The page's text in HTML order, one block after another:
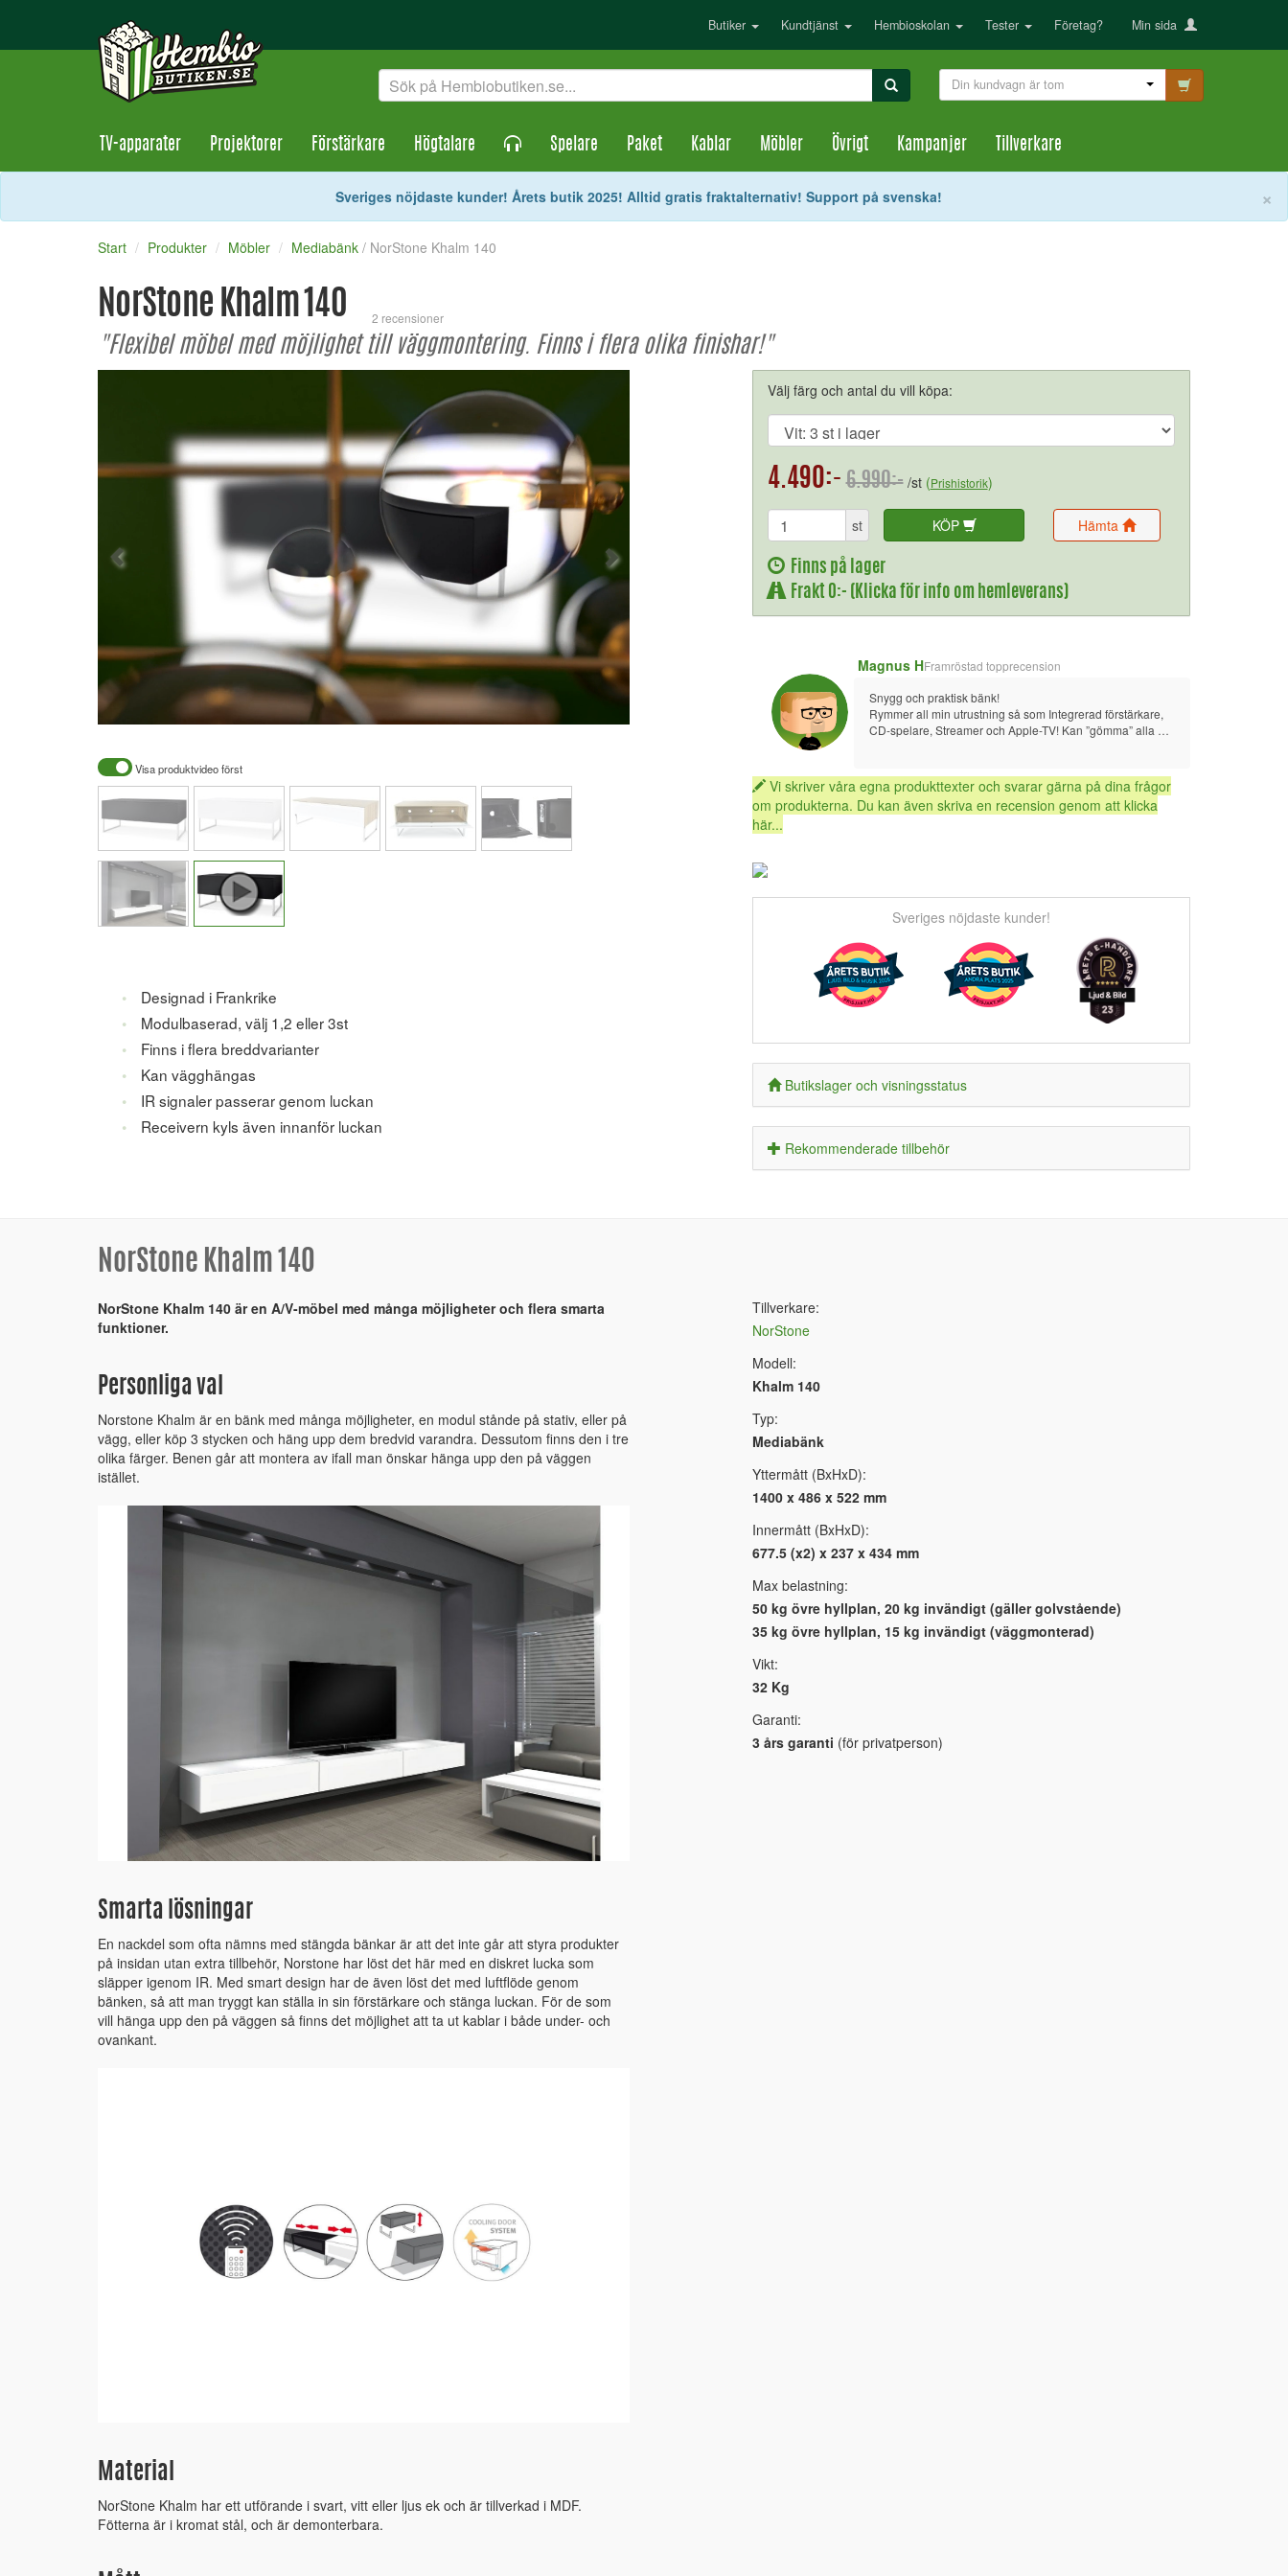
Butiker Kundtjänst Hembioskolan Tester Företag? Min sida
Din kundvagn är tom
TV-apparater Projektorer Förstärkare Högtalare Spelare Paket Kablar Möbler Övrigt Kampanjer Tillverkare
×
Sveriges nöjdaste kunder! Årets butik 2025! Alltid gratis fraktalternativ! Support på svenska!
Start Produkter Möbler Mediabänk / NorStone Khalm 140
NorStone Khalm 140 2 recensioner
"Flexibel möbel med möjlighet till väggmontering. Finns i flera olika finishar!"
Visa produktvideo först
Designad i Frankrike
Modulbaserad, välj 1,2 eller 3st
Finns i flera breddvarianter
Kan vägghängas
IR signaler passerar genom luckan
Receivern kyls även innanför luckan
Välj färg och antal du vill köpa:
4.490:- 6.990:-/st (Prishistorik)
st KÖP Hämta
Finns på lager
Frakt 0:- (Klicka för info om hemleverans)
Magnus HFramröstad topprecension
Snygg och praktisk bänk!
Rymmer all min utrustning så som Integrerad förstärkare,
CD-spelare, Streamer och Apple-TV! Kan ”gömma” alla
bättre ihop med mina nya golvhögtalare. Frun är nöjd och
då är jag också nöjd. 😃
Vi skriver våra egna produkttexter och svarar gärna på dina frågor
om produkterna. Du kan även skriva en recension genom att klicka
här...
Sveriges nöjdaste kunder!
Butikslager och visningsstatus
Rekommenderade tillbehör
NorStone Khalm 140
NorStone Khalm 140 är en A/V-möbel med många möjligheter och flera smarta
funktioner.
Personliga val
Norstone Khalm är en bänk med många möjligheter, en modul stånde på stativ, eller på
vägg, eller köp 3 stycken och häng upp dem bredvid varandra. Dessutom finns den i tre
olika färger. Benen går att montera av ifall man önskar hänga upp den på väggen
istället.
Smarta lösningar
En nackdel som ofta nämns med stängda bänkar är att det inte går att styra produkter
på insidan utan extra tillbehör, Norstone har löst det här med en diskret lucka som
släpper igenom IR. Med smart design har de även löst det med luftflöde genom
bänken, så att man tryggt kan ställa in sin förstärkare och stänga luckan. För de som
vill hänga upp den på väggen så finns det möjlighet att ta ut kablar i både under- och
ovankant.
Material
NorStone Khalm har ett utförande i svart, vitt eller ljus ek och är tillverkad i MDF.
Fötterna är i kromat stål, och är demonterbara.
Tillverkare:
NorStone
Modell:
Khalm 140
Typ:
Mediabänk
Yttermått (BxHxD):
1400 x 486 x 522 mm
Innermått (BxHxD):
677.5 (x2) x 237 x 434 mm
Max belastning:
50 kg övre hyllplan, 20 kg invändigt (gäller golvstående)
35 kg övre hyllplan, 15 kg invändigt (väggmonterad)
Vikt:
32 Kg
Garanti:
3 års garanti (för privatperson)